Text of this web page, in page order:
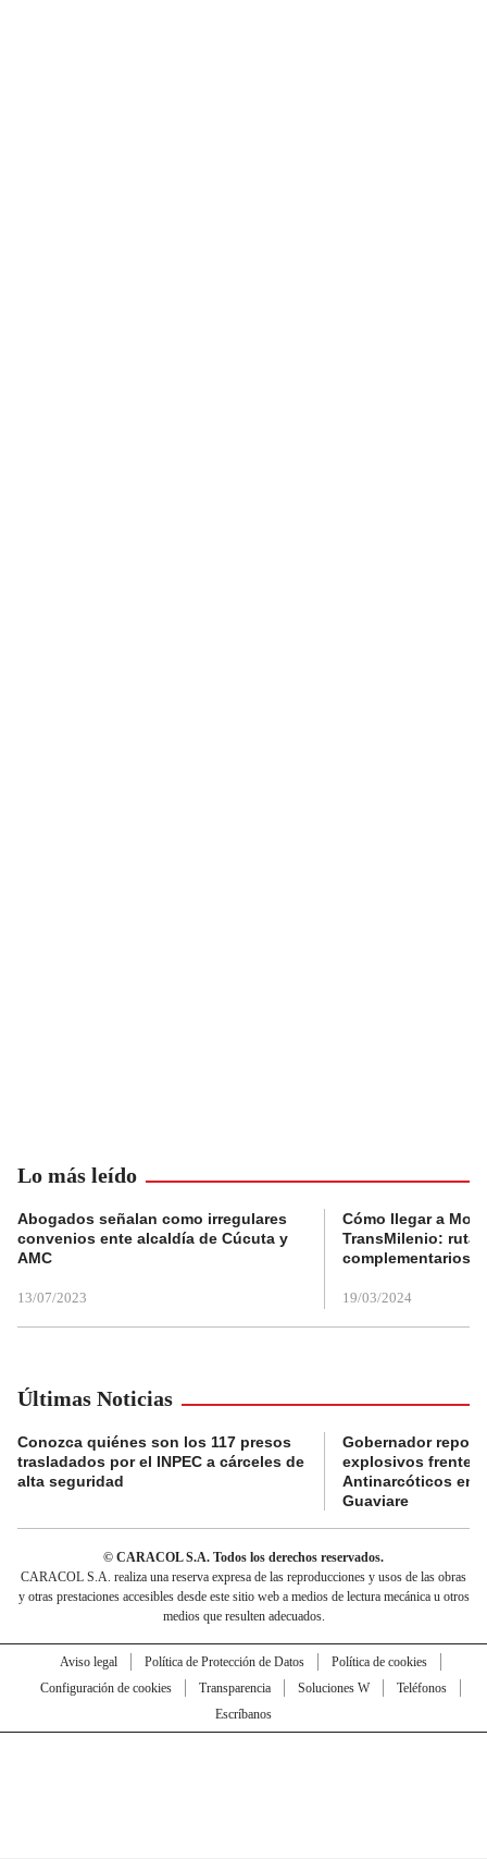
Lo más leído
Abogados señalan como irregulares
convenios ente alcaldía de Cúcuta y
AMC
13/07/2023
Cómo llegar a
TransMilenio:
complementarios
19/03/2024
Últimas Noticias
Conozca quiénes son los 117 presos
trasladados por el INPEC a cárceles de
alta seguridad
Gobernador
explosivos frente a
Antinarcóticos en
Guaviare
© CARACOL S.A. Todos los derechos reservados.
CARACOL S.A. realiza una reserva expresa de las reproducciones y usos de las obras
y otras prestaciones accesibles desde este sitio web a medios de lectura mecánica u otros
medios que resulten adecuados.
Aviso legal Política de Protección de Datos
Política de cookies
Configuración de cookies
Transparencia Soluciones W
Teléfonos
Escríbanos